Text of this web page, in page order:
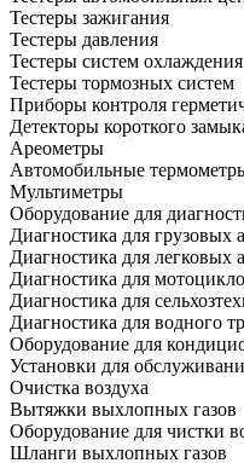
Тестеры зажигания
Тестеры давления
Тестеры систем охлаждения
Тестеры тормозных систем
Приборы контроля
Детекторы короткого
Ареометры
Автомобильные
Мультиметры
Оборудование для
Диагностика для грузовых
Диагностика для легковых
Диагностика для
Диагностика для
Диагностика для водного
Оборудование для
Установки для
Очистка воздуха
Вытяжки выхлопных газов
Оборудование для чистки
Шланги выхлопных газов